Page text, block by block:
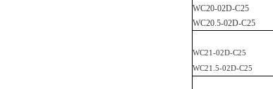
WC20-02D-C25
WC20.5-02D-C25
WC21-02D-C25
WC21.5-02D-C25